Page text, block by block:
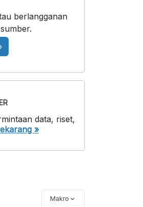
berlangganan
data, riset,
»
Makro